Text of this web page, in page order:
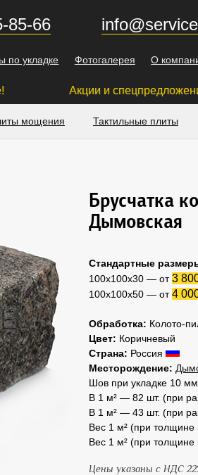
85-66
по укладке Фотогалерея О
и спецпредложения!
мощения Тактильные плиты
Брусчатка
Дымовская
Стандартные
100х100х30 — от3
100х100х50 — от4
Обработка: Колото-
Цвет: Коричневый
Страна: Россия
Месторождение:
Шов при укладке 10
В 1 м² — 82 шт. (при
В 1 м² — 43 шт. (при
Вес 1 м² (при
Вес 1 м² (при
Цены указаны с НДС